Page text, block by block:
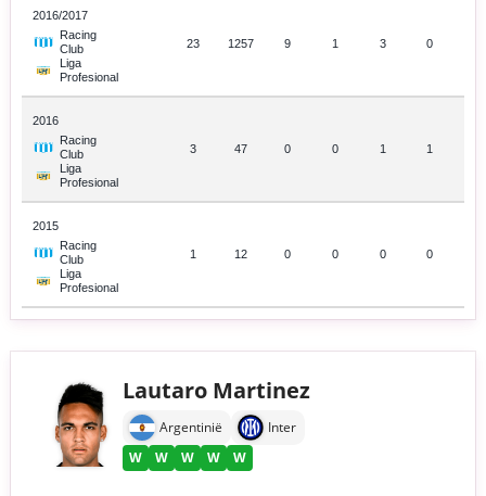
2016/2017
Racing
Club
Liga
Profesional
23 1257 9 1 3 0
2016
Racing
Club
Liga
Profesional
3 47 0 0 1 1
2015
Racing
Club
Liga
Profesional
1 12 0 0 0 0